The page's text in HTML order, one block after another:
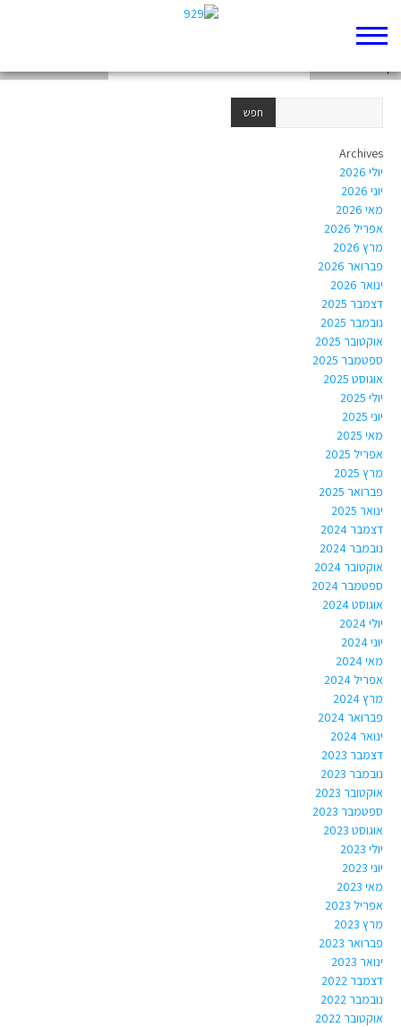
Archives
יולי 2026
יוני 2026
מאי 2026
אפריל 2026
מרץ 2026
פברואר 2026
ינואר 2026
דצמבר 2025
נובמבר 2025
אוקטובר 2025
ספטמבר 2025
אוגוסט 2025
יולי 2025
יוני 2025
מאי 2025
אפריל 2025
מרץ 2025
פברואר 2025
ינואר 2025
דצמבר 2024
נובמבר 2024
אוקטובר 2024
ספטמבר 2024
אוגוסט 2024
יולי 2024
יוני 2024
מאי 2024
אפריל 2024
מרץ 2024
פברואר 2024
ינואר 2024
דצמבר 2023
נובמבר 2023
אוקטובר 2023
ספטמבר 2023
אוגוסט 2023
יולי 2023
יוני 2023
מאי 2023
אפריל 2023
מרץ 2023
פברואר 2023
ינואר 2023
דצמבר 2022
נובמבר 2022
אוקטובר 2022